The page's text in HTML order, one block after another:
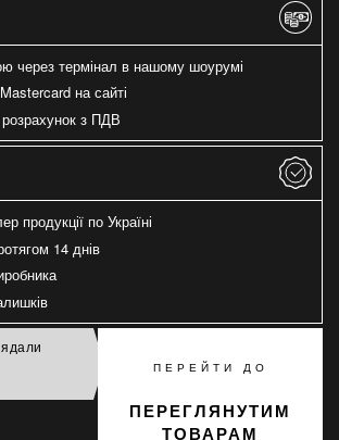
через термінал в нашому шоурумі
на сайті
розрахунок з ПДВ
продукції по Україні
14 днів
ПЕРЕЙТИ ДО
ПЕРЕГЛЯНУТИМ
ТОВАРАМ